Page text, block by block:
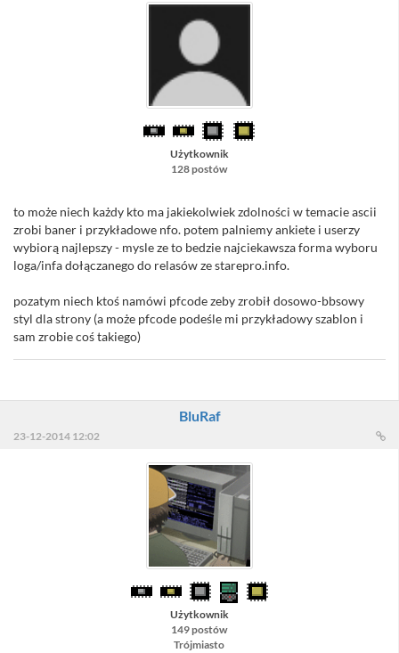
Użytkownik
128 postów
to może niech każdy kto ma jakiekolwiek zdolności w temacie ascii
zrobi baner i przykładowe nfo. potem palniemy ankiete i userzy
wybiorą najlepszy - mysle ze to bedzie najciekawsza forma wyboru
loga/infa dołączanego do relasów ze starepro.info.
pozatym niech ktoś namówi pfcode zeby zrobił dosowo-bbsowy
styl dla strony (a może pfcode podeśle mi przykładowy szablon i
sam zrobie coś takiego)
BluRaf
23-12-2014 12:02
Użytkownik
149 postów
Trójmiasto